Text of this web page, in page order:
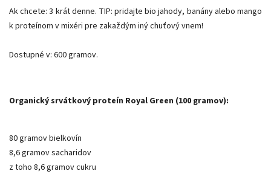
Ak chcete: 3 krát denne. TIP: pridajte bio jahody, banány alebo mango
k proteínom v mixéri pre zakaždým iný chuťový vnem!
Dostupné v: 600 gramov.
Organický srvátkový proteín Royal Green (100 gramov):
80 gramov bielkovín
8,6 gramov sacharidov
z toho 8,6 gramov cukru